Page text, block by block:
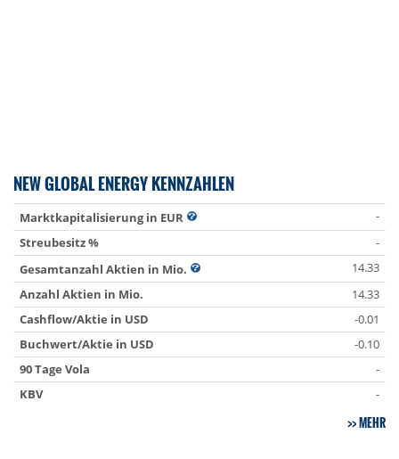
NEW GLOBAL ENERGY KENNZAHLEN
Marktkapitalisierung in EUR
-
Streubesitz %
-
Gesamtanzahl Aktien in Mio.
14.33
Anzahl Aktien in Mio.
14.33
Cashflow/Aktie in USD
-0.01
Buchwert/Aktie in USD
-0.10
90 Tage Vola
-
KBV
-
MEHR